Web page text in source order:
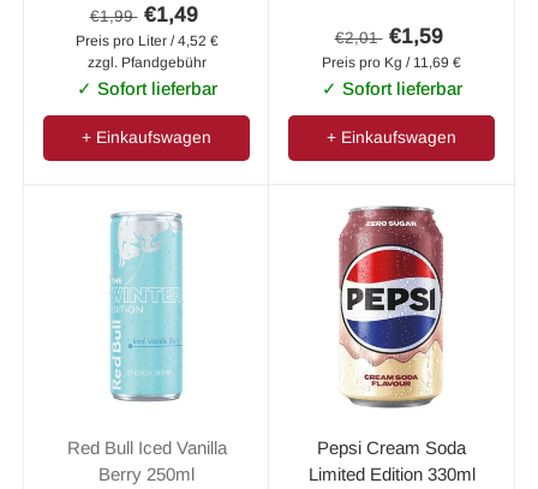
€1,99 €1,49
Preis pro Liter / 4,52 €
zzgl. Pfandgebühr
✓ Sofort lieferbar
+ Einkaufswagen
€2,01 €1,59
Preis pro Kg / 11,69 €
✓ Sofort lieferbar
+ Einkaufswagen
Red Bull Iced Vanilla
Berry 250ml
Pepsi Cream Soda
Limited Edition 330ml